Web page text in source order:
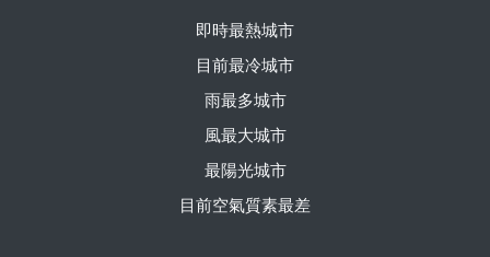
即時最熱城市
目前最冷城市
雨最多城市
風最大城市
最陽光城市
目前空氣質素最差